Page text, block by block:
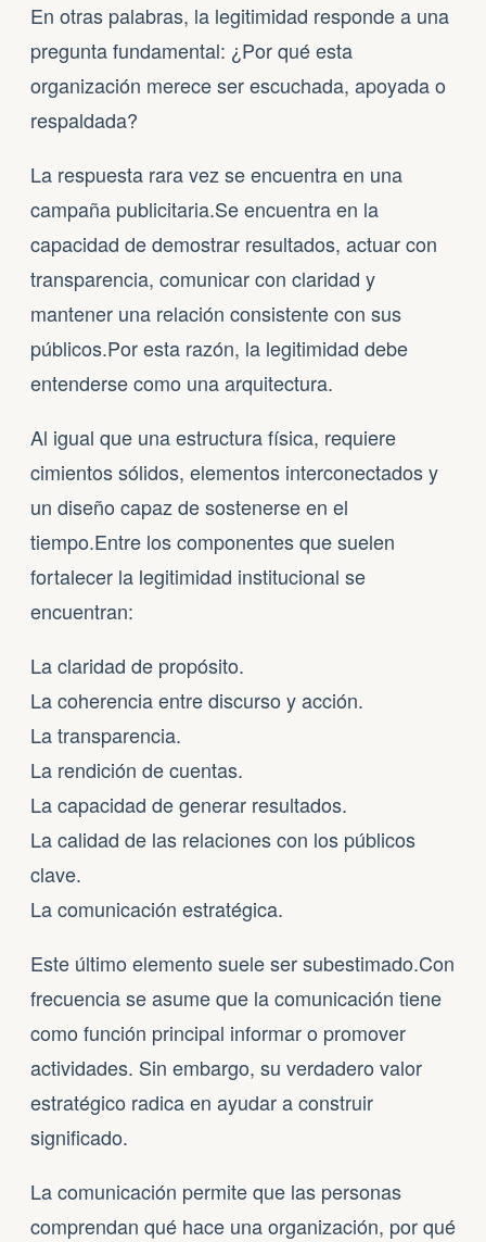
En otras palabras, la legitimidad responde a una
pregunta fundamental: ¿Por qué esta
organización merece ser escuchada, apoyada o
respaldada?
La respuesta rara vez se encuentra en una
campaña publicitaria.Se encuentra en la
capacidad de demostrar resultados, actuar con
transparencia, comunicar con claridad y
mantener una relación consistente con sus
públicos.Por esta razón, la legitimidad debe
entenderse como una arquitectura.
Al igual que una estructura física, requiere
cimientos sólidos, elementos interconectados y
un diseño capaz de sostenerse en el
tiempo.Entre los componentes que suelen
fortalecer la legitimidad institucional se
encuentran:
La claridad de propósito.
La coherencia entre discurso y acción.
La transparencia.
La rendición de cuentas.
La capacidad de generar resultados.
La calidad de las relaciones con los públicos
clave.
La comunicación estratégica.
Este último elemento suele ser subestimado.Con
frecuencia se asume que la comunicación tiene
como función principal informar o promover
actividades. Sin embargo, su verdadero valor
estratégico radica en ayudar a construir
significado.
La comunicación permite que las personas
comprendan qué hace una organización, por qué